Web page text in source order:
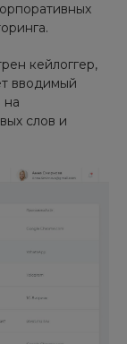
кейлоггер,
вводимый
на
слов и